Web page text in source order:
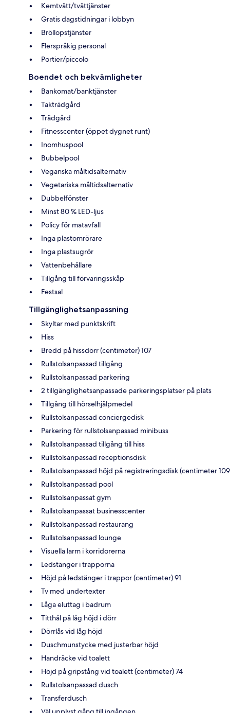
Kemtvätt/tvättjänster
Gratis dagstidningar i lobbyn
Bröllopstjänster
Flerspråkig personal
Portier/piccolo
Boendet och bekvämligheter
Bankomat/banktjänster
Takträdgård
Trädgård
Fitnesscenter (öppet dygnet runt)
Inomhuspool
Bubbelpool
Veganska måltidsalternativ
Vegetariska måltidsalternativ
Dubbelfönster
Minst 80 % LED-ljus
Policy för matavfall
Inga plastomrörare
Inga plastsugrör
Vattenbehållare
Tillgång till förvaringsskåp
Festsal
Tillgänglighetsanpassning
Skyltar med punktskrift
Hiss
Bredd på hissdörr (centimeter) 107
Rullstolsanpassad tillgång
Rullstolsanpassad parkering
2 tillgänglighetsanpassade parkeringsplatser på plats
Tillgång till hörselhjälpmedel
Rullstolsanpassad conciergedisk
Parkering för rullstolsanpassad minibuss
Rullstolsanpassad tillgång till hiss
Rullstolsanpassad receptionsdisk
Rullstolsanpassad höjd på registreringsdisk (centimeter 109
Rullstolsanpassad pool
Rullstolsanpassat gym
Rullstolsanpassat businesscenter
Rullstolsanpassad restaurang
Rullstolsanpassad lounge
Visuella larm i korridorerna
Ledstänger i trapporna
Höjd på ledstänger i trappor (centimeter) 91
Tv med undertexter
Låga eluttag i badrum
Titthål på låg höjd i dörr
Dörrlås vid låg höjd
Duschmunstycke med justerbar höjd
Handräcke vid toalett
Höjd på gripstång vid toalett (centimeter) 74
Rullstolsanpassad dusch
Transferdusch